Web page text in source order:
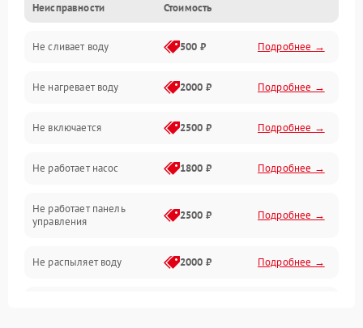
Управление
Электропитание
Датчики
Нагрев
Вода
Гигиена
Программное обеспечение
Неисправности Стоимость
Не сливает воду 500 ₽ Подробнее →
Не нагревает воду 2000 ₽ Подробнее →
Не включается 2500 ₽ Подробнее →
Не работает насос 1800 ₽ Подробнее →
Не работает панель
управления
2500 ₽ Подробнее →
Не распыляет воду 2000 ₽ Подробнее →